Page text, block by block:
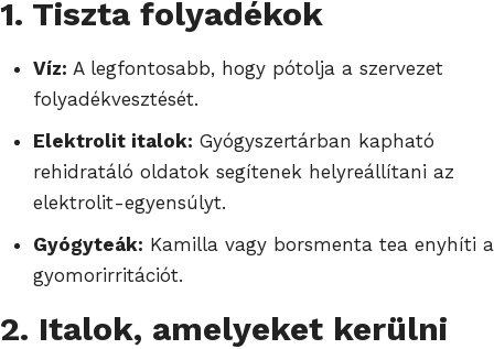
1. Tiszta folyadékok
Víz: A legfontosabb, hogy pótolja a szervezet
folyadékvesztését.
Elektrolit italok: Gyógyszertárban kapható
rehidratáló oldatok segítenek helyreállítani az
elektrolit-egyensúlyt.
Gyógyteák: Kamilla vagy borsmenta tea enyhíti a
gyomorirritációt.
2. Italok, amelyeket kerülni